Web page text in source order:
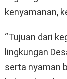
kenyamanan,
“Tujuan dari
lingkungan
serta nyaman